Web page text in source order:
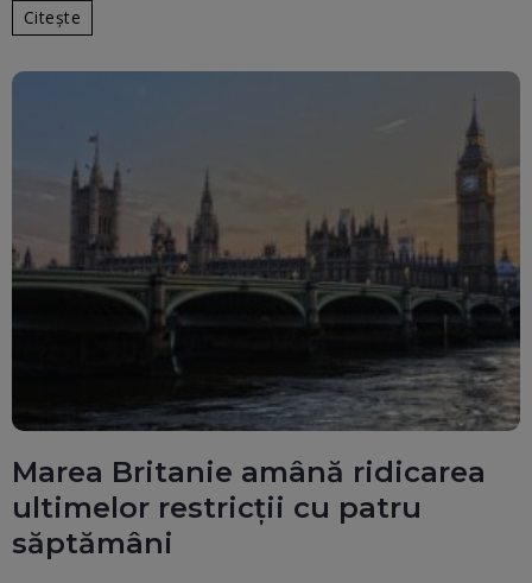
Citește
Marea Britanie amână ridicarea
ultimelor restricţii cu patru
săptămâni